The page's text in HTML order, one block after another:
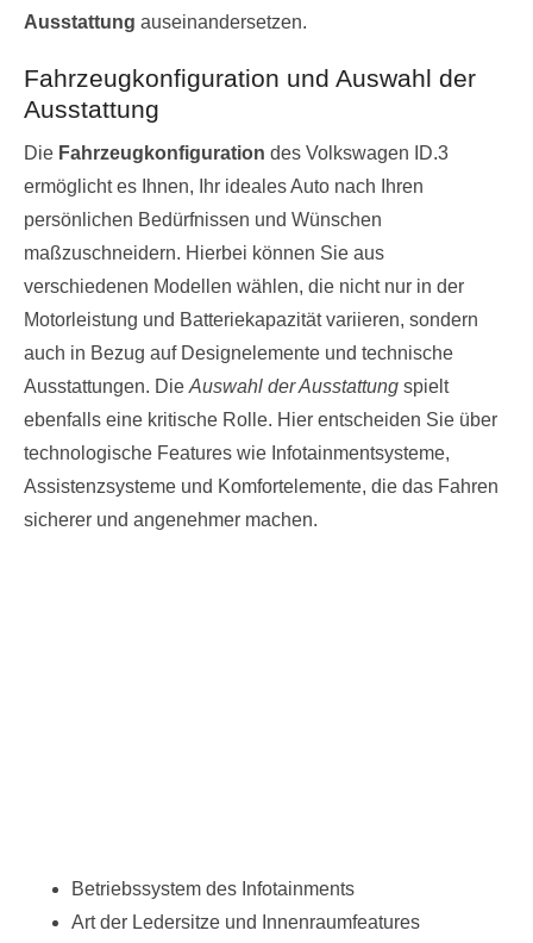
Ausstattung auseinandersetzen.
Fahrzeugkonfiguration und Auswahl der
Ausstattung
Die Fahrzeugkonfiguration des Volkswagen ID.3
ermöglicht es Ihnen, Ihr ideales Auto nach Ihren
persönlichen Bedürfnissen und Wünschen
maßzuschneidern. Hierbei können Sie aus
verschiedenen Modellen wählen, die nicht nur in der
Motorleistung und Batteriekapazität variieren, sondern
auch in Bezug auf Designelemente und technische
Ausstattungen. Die Auswahl der Ausstattung spielt
ebenfalls eine kritische Rolle. Hier entscheiden Sie über
technologische Features wie Infotainmentsysteme,
Assistenzsysteme und Komfortelemente, die das Fahren
sicherer und angenehmer machen.
Betriebssystem des Infotainments
Art der Ledersitze und Innenraumfeatures